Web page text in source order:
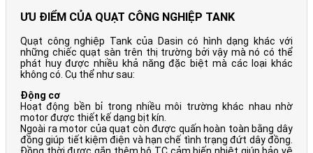
ƯU ĐIỂM CỦA QUẠT CÔNG NGHIỆP TANK
Quạt công nghiệp Tank của Dasin có hình dạng khác với
những chiếc quạt sàn trên thị trường bởi vậy mà nó có thể
phát huy được nhiều khả năng đặc biệt mà các loại khác
không có. Cụ thể như sau:
Động cơ
Hoạt động bền bỉ trong nhiều môi trường khác nhau nhờ
motor được thiết kế dạng bịt kín.
Ngoài ra motor của quạt còn được quấn hoàn toàn bằng dây
đồng giúp tiết kiệm điện và hạn chế tình trạng đứt dây đồng.
Đồng thời được gắn thêm bộ TC cảm biến nhiệt giúp bảo vệ